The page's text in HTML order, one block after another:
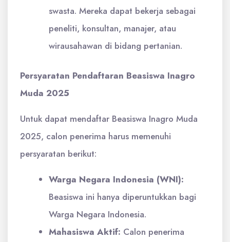
swasta. Mereka dapat bekerja sebagai
peneliti, konsultan, manajer, atau
wirausahawan di bidang pertanian.
Persyaratan Pendaftaran Beasiswa Inagro
Muda 2025
Untuk dapat mendaftar Beasiswa Inagro Muda
2025, calon penerima harus memenuhi
persyaratan berikut:
Warga Negara Indonesia (WNI):
Beasiswa ini hanya diperuntukkan bagi
Warga Negara Indonesia.
Mahasiswa Aktif: Calon penerima